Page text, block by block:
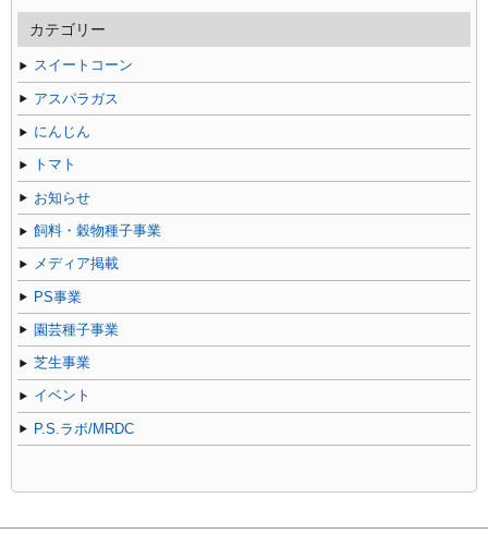
記
事
カテゴリー
スイートコーン
アスパラガス
にんじん
トマト
お知らせ
飼料・穀物種子事業
メディア掲載
PS事業
園芸種子事業
芝生事業
イベント
P.S.ラボ/MRDC